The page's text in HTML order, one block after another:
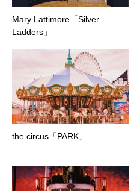
Mary Lattimore「Silver
Ladders」
the circus「PARK」